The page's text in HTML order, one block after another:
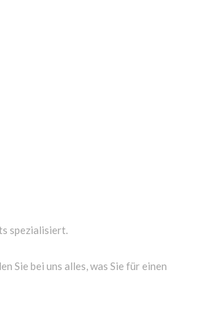
spezialisiert.
Sie bei uns alles, was Sie für einen